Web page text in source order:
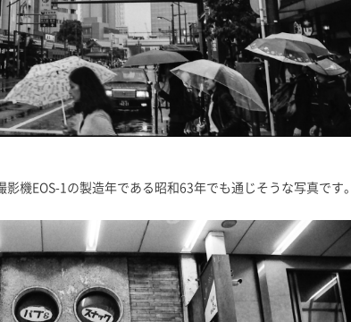
機EOS-1の製造年である昭和63年でも通じそうな写真です。